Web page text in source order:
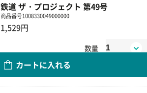
鉄道 ザ・プロジェクト 第49号
商品番号1008330049000000
1,529円
数量
カートに入れる